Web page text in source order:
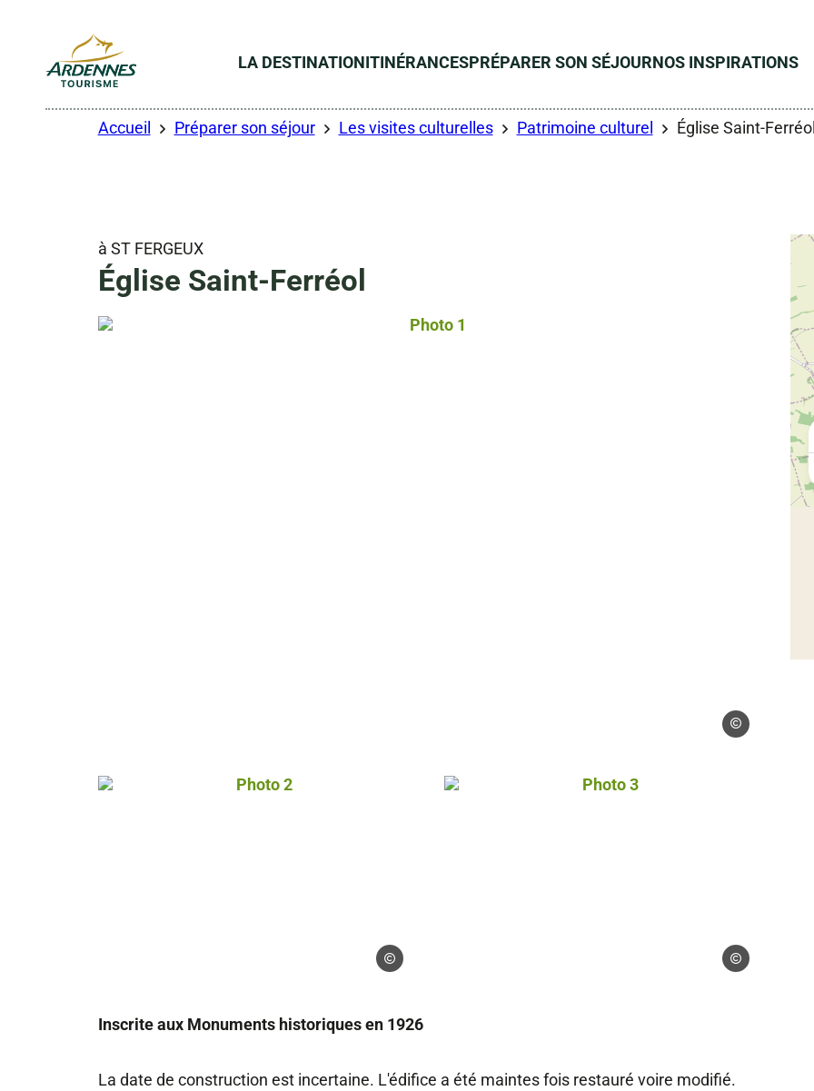
LA DESTINATIONITINÉRANCESPRÉPARER SON SÉJOURNOS INSPIRATIONS
Accueil Préparer son séjour Les visites culturelles Patrimoine culturel Église Saint-Ferréol
à ST FERGEUX
Église Saint-Ferréol
Photo 1, © Droits gérés
Droits gérés
Photo 2, © Droits gérés
Droits gérés
Photo 3, © Droits gérés
Droits gérés
Inscrite aux Monuments historiques en 1926
La date de construction est incertaine. L'édifice a été maintes fois restauré voire modifié.